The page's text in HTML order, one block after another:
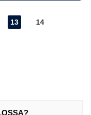
13 14